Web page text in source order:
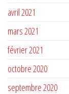
avril 2021
mars 2021
février 2021
octobre 2020
septembre 2020